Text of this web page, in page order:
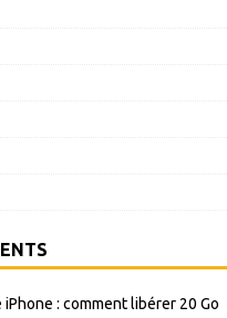
: comment libérer 20 Go